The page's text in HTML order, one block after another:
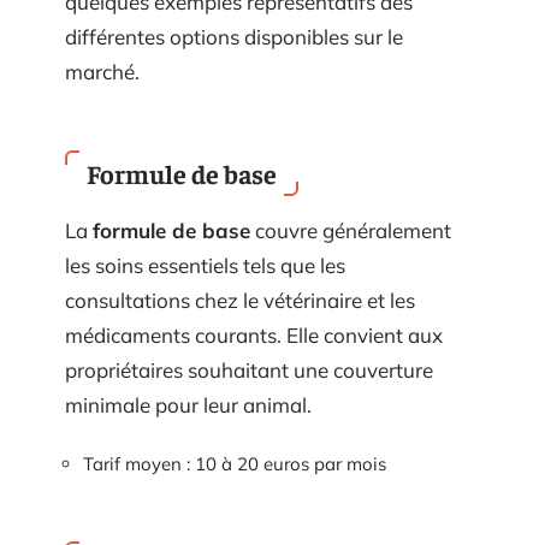
différentes options disponibles sur le
marché.
Formule de base
La formule de basecouvre généralement
les soins essentiels tels que les
consultations chez le vétérinaire et les
médicaments courants. Elle convient aux
propriétaires souhaitant une couverture
minimale pour leur animal.
Tarif moyen : 10 à 20 euros par mois